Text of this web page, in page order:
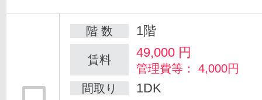
階 数 1階
賃料 49,000 円
管理費等： 4,000円
間取り
1DK